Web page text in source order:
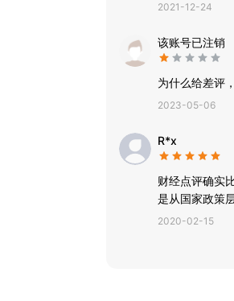
2021-12-24
该账号已注销
为什么给差评
2023-05-06
R*x
财经点评确实
是从国家政策
2020-02-15